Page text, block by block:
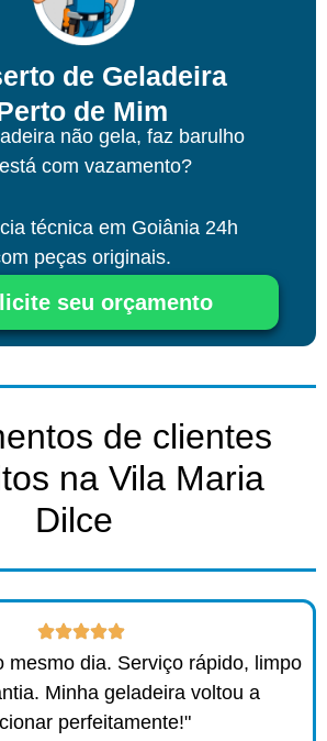
de Geladeira
de Mim
não gela, faz barulho
com vazamento?
técnica em Goiânia24h
peças originais.
seu orçamento
de clientes
na Vila Maria
Dilce ​
mesmo dia. Serviço rápido, limpo
Minha geladeira voltou a
perfeitamente!"